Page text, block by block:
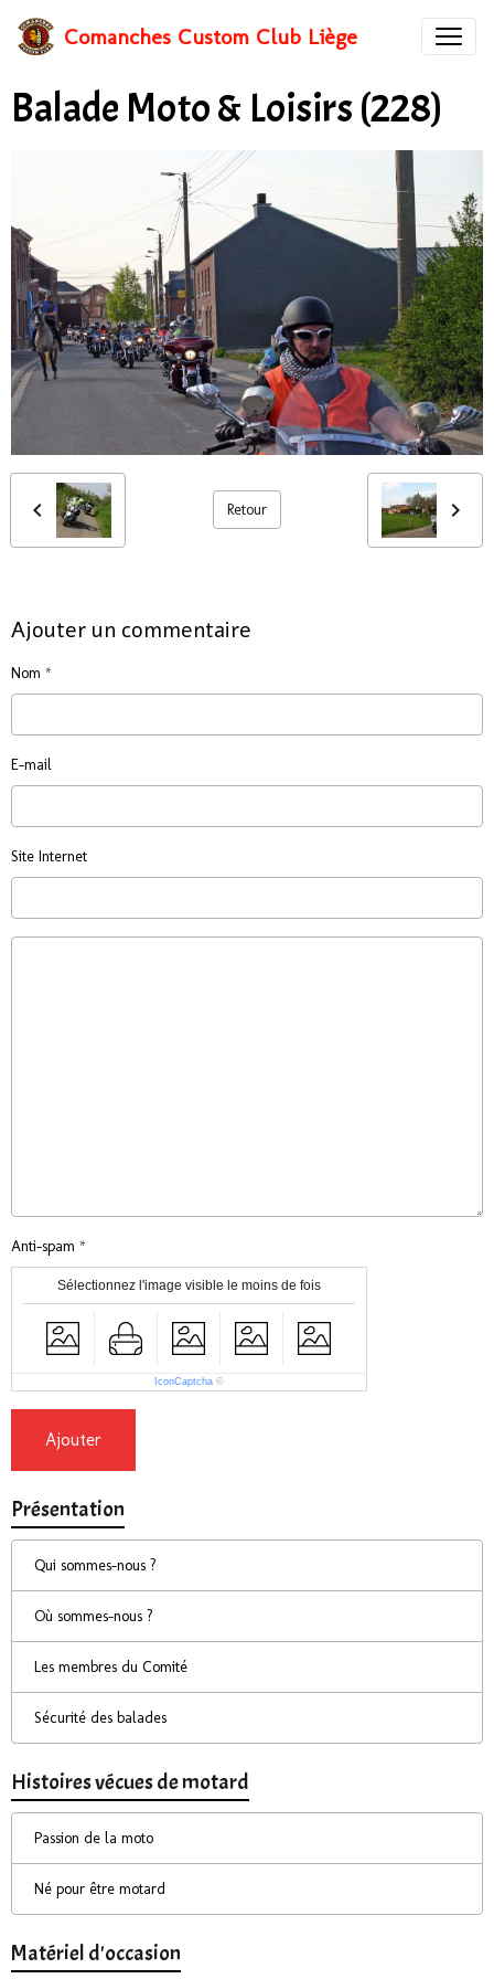
Comanches Custom Club Liège
Balade Moto & Loisirs (228)
Retour
Ajouter un commentaire
Nom
E-mail
Site Internet
Anti-spam
Sélectionnez l'image visible le moins de fois
IconCaptcha ©
Ajouter
Présentation
Qui sommes-nous ?
Où sommes-nous ?
Les membres du Comité
Sécurité des balades
Histoires vécues de motard
Passion de la moto
Né pour être motard
Matériel d'occasion